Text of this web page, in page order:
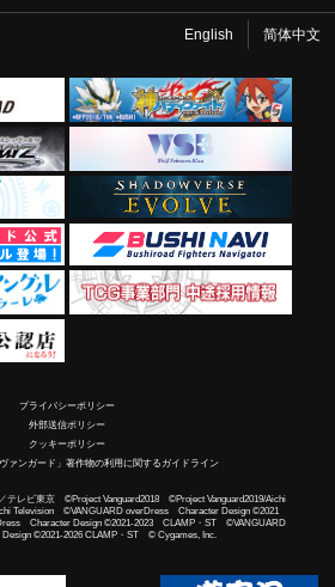
English 简体中文
プライバシーポリシー
外部送信ポリシー
クッキーポリシー
ァンガード」著作物の利用に関するガイドライン
レビ東京 ©Project Vanguard2018 ©Project Vanguard2019/Aichi
Television ©VANGUARD overDress Character Design ©2021
Character Design ©2021-2023 CLAMP・ST ©VANGUARD
©2021-2026 CLAMP・ST © Cygames, Inc.